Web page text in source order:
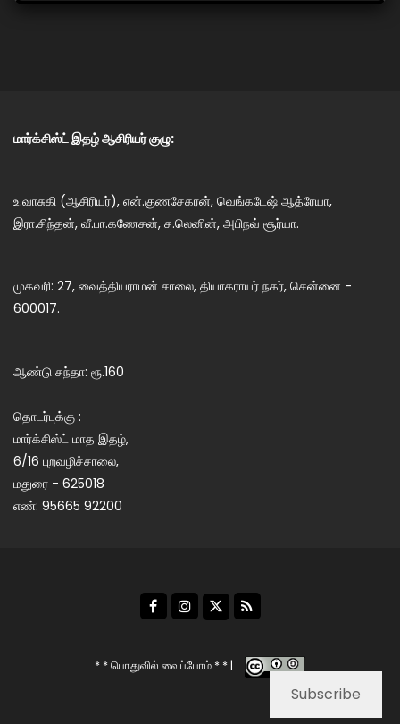
மார்க்சிஸ்ட் இதழ் ஆசிரியர் குழு:
உ.வாசுகி (ஆசிரியர்), என்.குணசேகரன், வெங்கடேஷ் ஆத்ரேயா,
இரா.சிந்தன், வீ.பா.கணேசன், ச.லெனின், அபிநவ் சூர்யா.
முகவரி: 27, வைத்தியராமன் சாலை, தியாகராயர் நகர், சென்னை -
600017.
ஆண்டு சந்தா: ரூ.160
தொடர்புக்கு :
மார்க்சிஸ்ட் மாத இதழ்,
6/16 புறவழிச்சாலை,
மதுரை - 625018
எண்: 95665 92200
* * பொதுவில் வைப்போம் * * |
Subscribe